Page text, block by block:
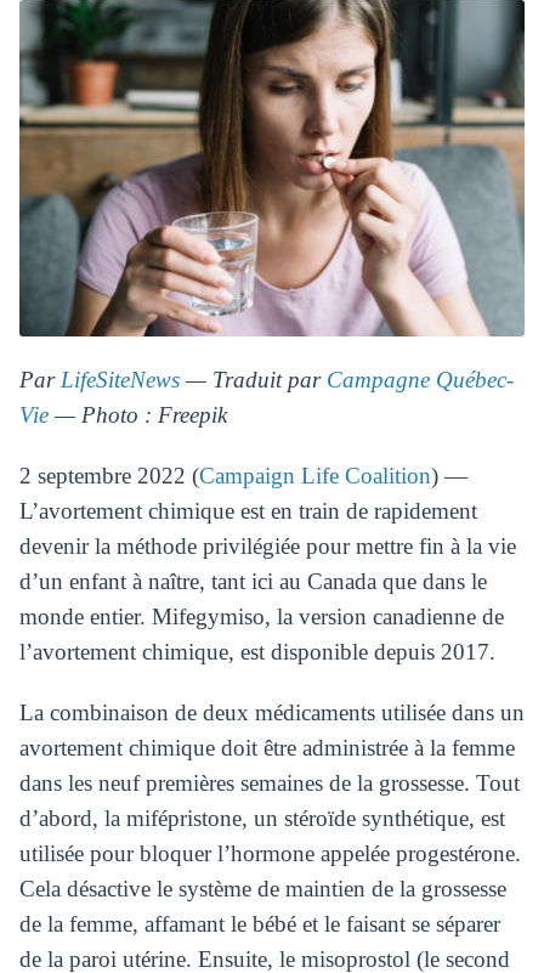
Par LifeSiteNews— Traduit par Campagne Québec-
Vie— Photo : Freepik
2 septembre 2022 (Campaign Life Coalition) —
L’avortement chimique est en train de rapidement
devenir la méthode privilégiée pour mettre fin à la vie
d’un enfant à naître, tant ici au Canada que dans le
monde entier. Mifegymiso, la version canadienne de
l’avortement chimique, est disponible depuis 2017.
La combinaison de deux médicaments utilisée dans un
avortement chimique doit être administrée à la femme
dans les neuf premières semaines de la grossesse. Tout
d’abord, la mifépristone, un stéroïde synthétique, est
utilisée pour bloquer l’hormone appelée progestérone.
Cela désactive le système de maintien de la grossesse
de la femme, affamant le bébé et le faisant se séparer
de la paroi utérine. Ensuite, le misoprostol (le second